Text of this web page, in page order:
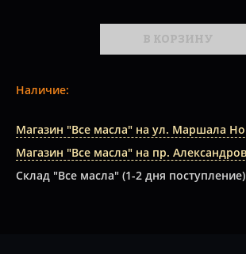
В КОРЗИНУ
Наличие:
Склад "Все масла" (1-2 дня поступление)